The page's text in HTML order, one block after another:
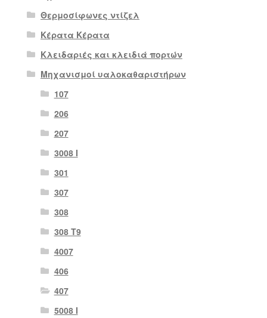
Θερμοσίφωνες ντίζελ
Κέρατα Κέρατα
Κλειδαριές και κλειδιά πορτών
Μηχανισμοί υαλοκαθαριστήρων
107
206
207
3008 Ι
301
307
308
308 Τ9
4007
406
407
5008 Ι